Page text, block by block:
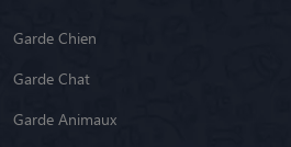
Garde Chien
Garde Chat
Garde Animaux